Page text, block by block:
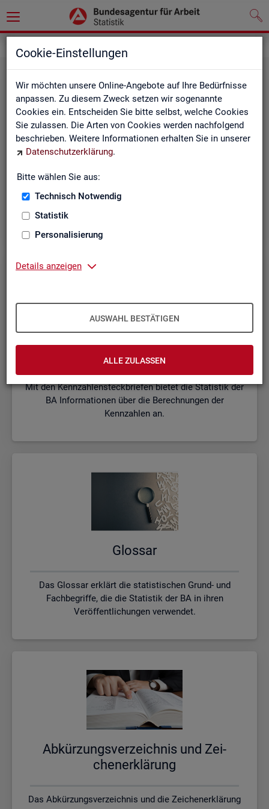
Cookie-Einstellungen
Wir möchten unsere Online-Angebote auf Ihre Bedürfnisse
anpassen. Zu diesem Zweck setzen wir sogenannte
Cookies ein. Entscheiden Sie bitte selbst, welche Cookies
Sie zulassen. Die Arten von Cookies werden nachfolgend
beschrieben. Weitere Informationen erhalten Sie in unserer
Datenschutzerklärung.
Bitte wählen Sie aus:
Technisch Notwendig
Statistik
Personalisierung
Details anzeigen
AUSWAHL BESTÄTIGEN
ALLE ZULASSEN
Die Kurzinformationen geben einen schnellen Überblick
über die Fachstatistiken der Statistik der BA.
Mit den Kennzahlensteckbriefen bietet die Statistik der
BA Informationen über die Berechnungen der
Kennzahlen an.
Glos­sar
Das Glossar erklärt die statistischen Grund- und
Fachbegriffe, die die Statistik der BA in ihren
Veröffentlichungen verwendet.
Ab­kür­zungs­ver­zeich­nis und Zei­
chen­er­klä­rung
Das Abkürzungsverzeichnis und die Zeichenerklärung